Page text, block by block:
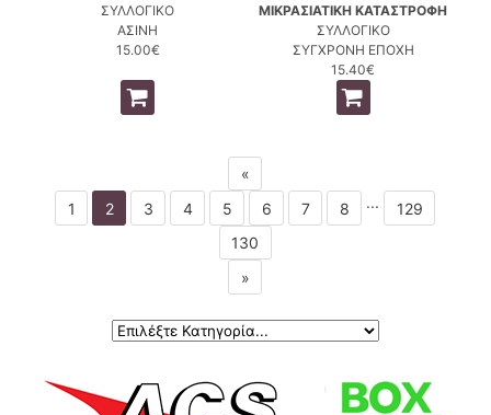
ΣΥΛΛΟΓΙΚΟ
ΑΣΙΝΗ
15.00€
ΜΙΚΡΑΣΙΑΤΙΚΗ ΚΑΤΑΣΤΡΟΦΗ
ΣΥΛΛΟΓΙΚΟ
ΣΥΓΧΡΟΝΗ ΕΠΟΧΗ
15.40€
«
1
2 3 4 5 6 7 8 ...
129
130
»